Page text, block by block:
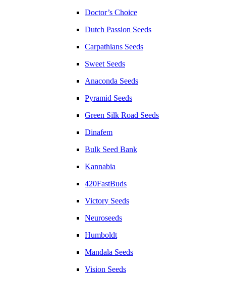
Doctor’s Choice
Dutch Passion Seeds
Carpathians Seeds
Sweet Seeds
Anaconda Seeds
Pyramid Seeds
Green Silk Road Seeds
Dinafem
Bulk Seed Bank
Kannabia
420FastBuds
Victory Seeds
Neuroseeds
Humboldt
Mandala Seeds
Vision Seeds